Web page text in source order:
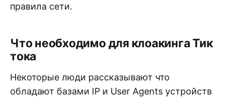
правила сети.
Что необходимо для клоакинга Тик
тока
Некоторые люди рассказывают что
обладают базами IP и User Agents устройств